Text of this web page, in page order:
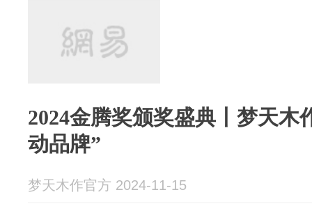
2024金腾奖颁奖盛典丨梦天木
动品牌”
梦天木作官方 2024-11-15